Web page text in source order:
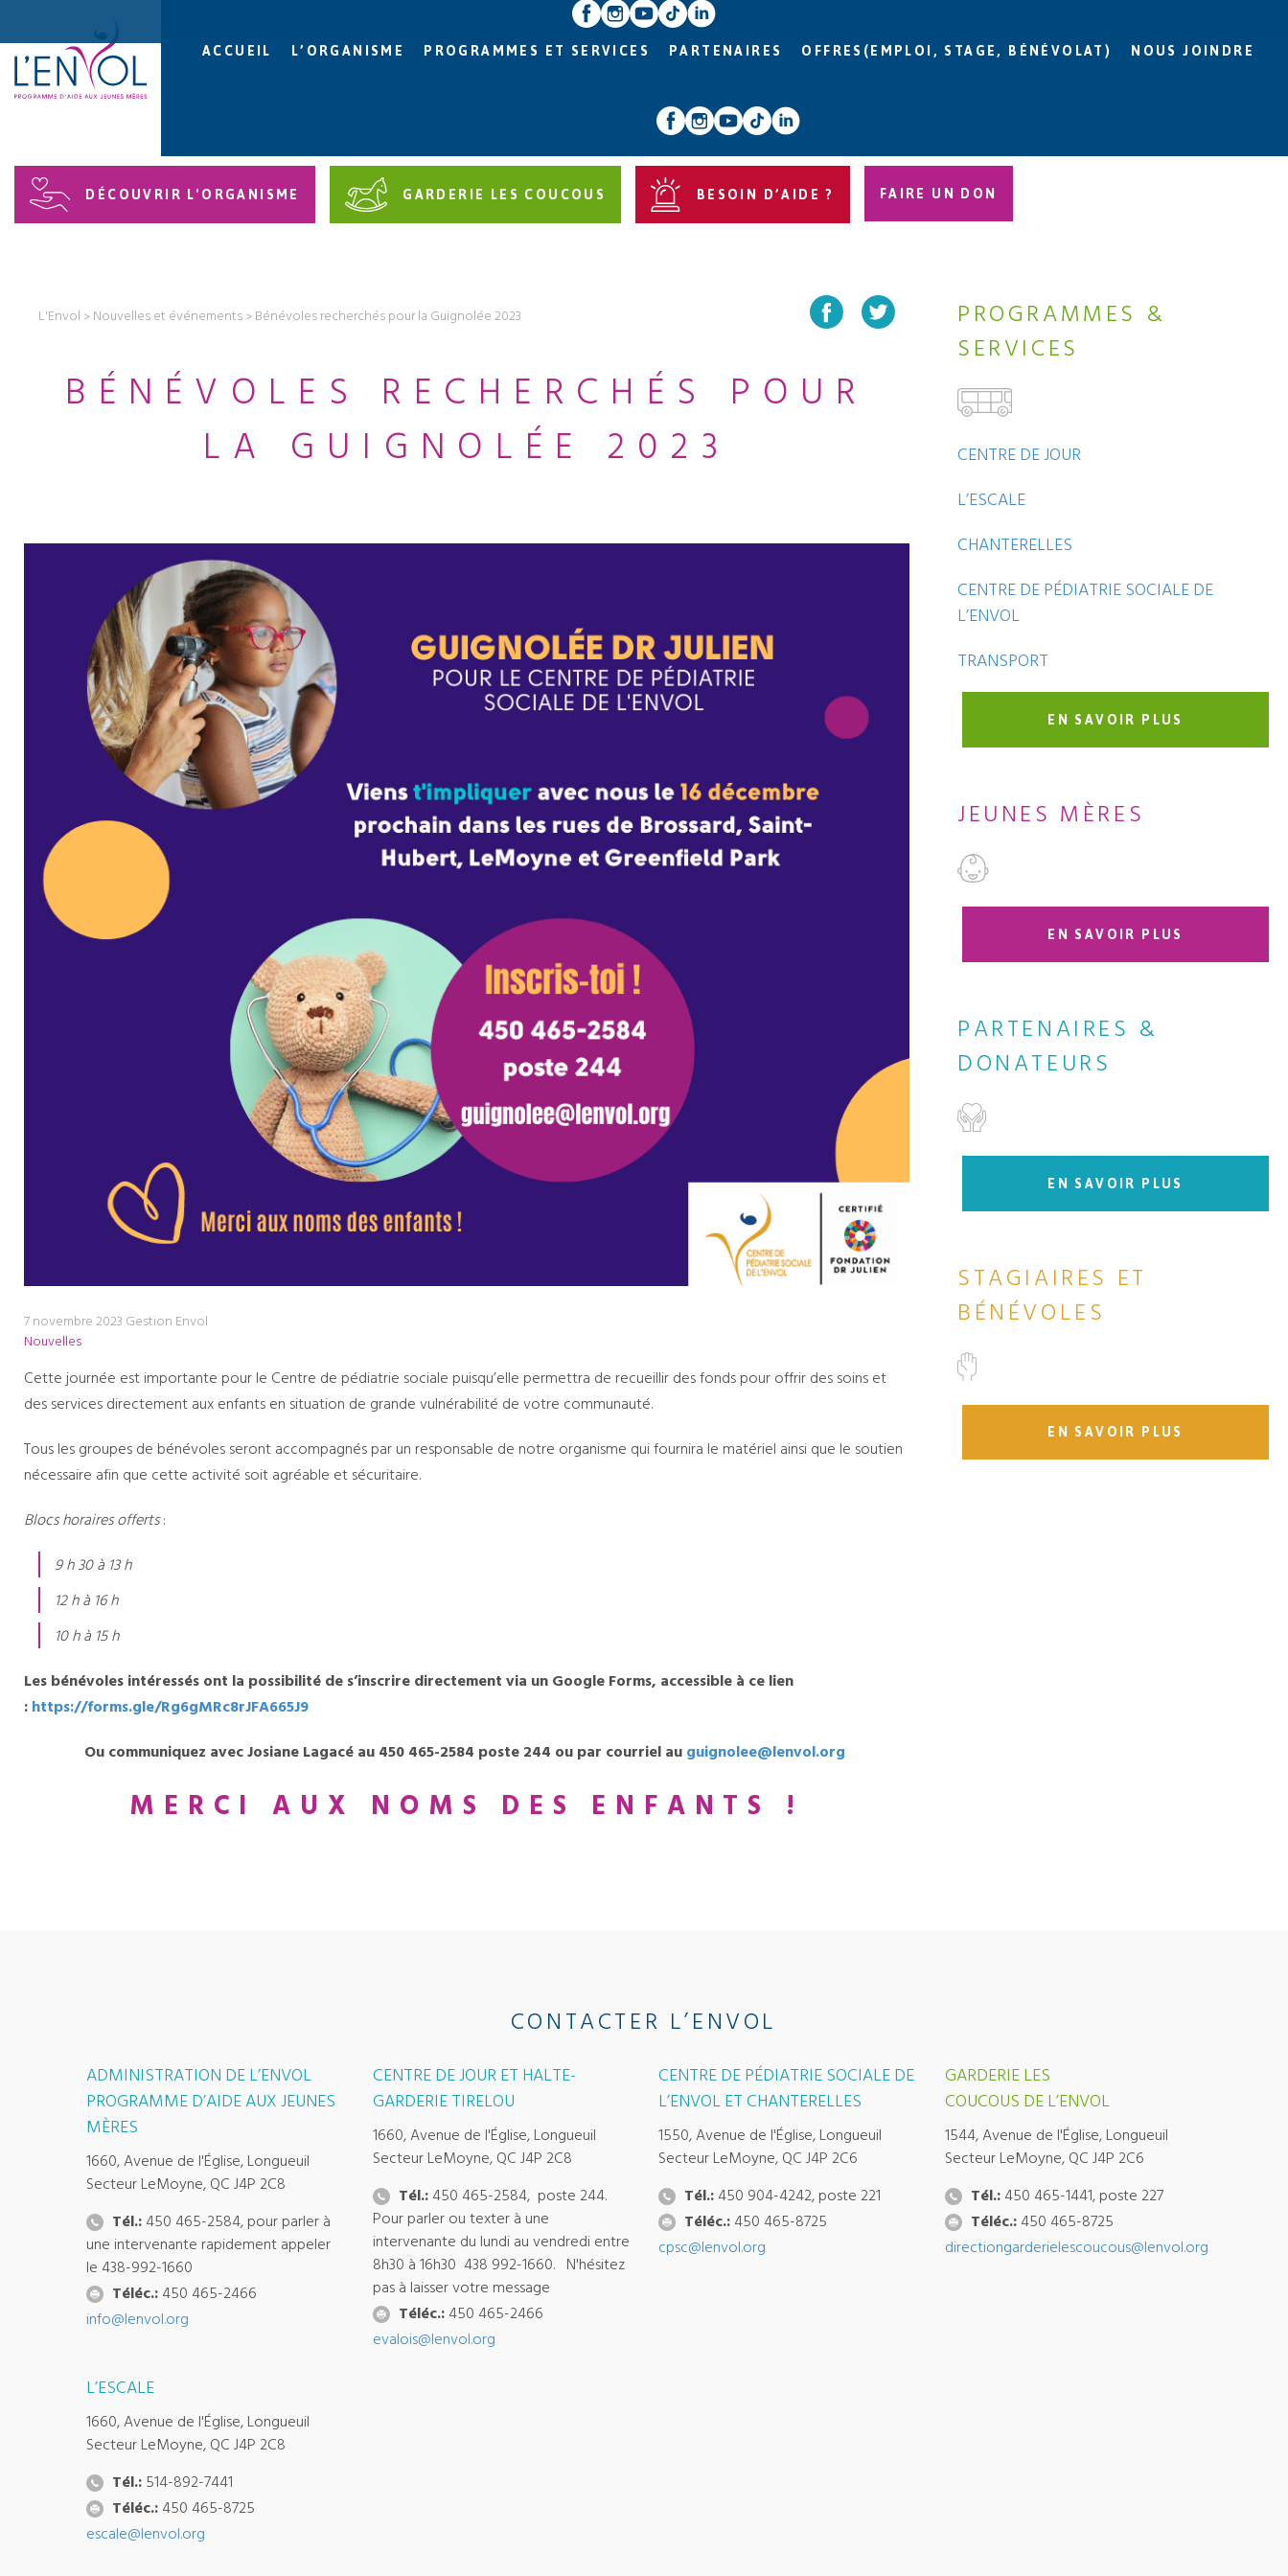
ACCUEIL L’ORGANISME PROGRAMMES ET SERVICES PARTENAIRES OFFRES(EMPLOI, STAGE, BÉNÉVOLAT) NOUS JOINDRE
DÉCOUVRIR L'ORGANISME GARDERIE LES COUCOUS BESOIN D’AIDE ? FAIRE UN DON
L'Envol Nouvelles et événements Bénévoles recherchés pour la Guignolée 2023
BÉNÉVOLES RECHERCHÉS POUR
LA GUIGNOLÉE 2023
7 novembre 2023 Gestion Envol
Nouvelles
Cette journée est importante pour le Centre de pédiatrie sociale puisqu’elle permettra de recueillir des fonds pour offrir des soins et
des services directement aux enfants en situation de grande vulnérabilité de votre communauté.
Tous les groupes de bénévoles seront accompagnés par un responsable de notre organisme qui fournira le matériel ainsi que le soutien
nécessaire afin que cette activité soit agréable et sécuritaire.
Blocs horaires offerts:
9 h 30 à 13 h
12 h à 16 h
10 h à 15 h
Les bénévoles intéressés ont la possibilité de s’inscrire directement via un Google Forms, accessible à ce lien
: https://forms.gle/Rg6gMRc8rJFA665J9
Ou communiquez avec Josiane Lagacé au 450 465-2584 poste 244 ou par courriel au guignolee@lenvol.org
MERCI AUX NOMS DES ENFANTS !
PROGRAMMES &
SERVICES
CENTRE DE JOUR
L’ESCALE
CHANTERELLES
CENTRE DE PÉDIATRIE SOCIALE DE
L’ENVOL
TRANSPORT
EN SAVOIR PLUS
JEUNES MÈRES
EN SAVOIR PLUS
PARTENAIRES &
DONATEURS
EN SAVOIR PLUS
STAGIAIRES ET
BÉNÉVOLES
EN SAVOIR PLUS
CONTACTER L’ENVOL
ADMINISTRATION DE L’ENVOL
PROGRAMME D’AIDE AUX JEUNES
MÈRES
1660, Avenue de l'Église, Longueuil
Secteur LeMoyne, QC J4P 2C8
Tél.: 450 465-2584, pour parler à
une intervenante rapidement appeler
le 438-992-1660
Téléc.: 450 465-2466
info@lenvol.org
CENTRE DE JOUR ET HALTE-
GARDERIE TIRELOU
1660, Avenue de l'Église, Longueuil
Secteur LeMoyne, QC J4P 2C8
Tél.:450 465-2584, poste 244.
Pour parler ou texter à une
intervenante du lundi au vendredi entre
8h30 à 16h30 438 992-1660. N'hésitez
pas à laisser votre message
Téléc.:450 465-2466
evalois@lenvol.org
CENTRE DE PÉDIATRIE SOCIALE DE
L’ENVOL ET CHANTERELLES
1550, Avenue de l'Église, Longueuil
Secteur LeMoyne, QC J4P 2C6
Tél.: 450 904-4242, poste 221
Téléc.: 450 465-8725
cpsc@lenvol.org
GARDERIE LES
COUCOUS DE L’ENVOL
1544, Avenue de l'Église, Longueuil
Secteur LeMoyne, QC J4P 2C6
Tél.:450 465-1441, poste 227
Téléc.:450 465-8725
directiongarderielescoucous@lenvol.org
L’ESCALE
1660, Avenue de l'Église, Longueuil
Secteur LeMoyne, QC J4P 2C8
Tél.: 514-892-7441
Téléc.: 450 465-8725
escale@lenvol.org